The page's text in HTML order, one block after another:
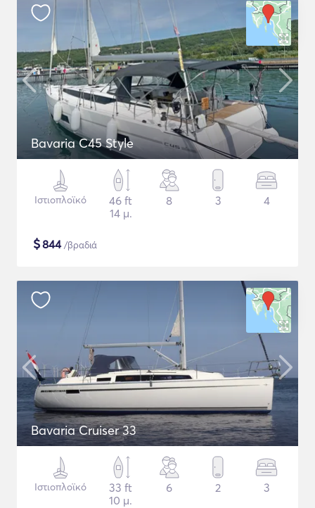
Bavaria C45 Style
Ιστιοπλοϊκό
46 ft
14 μ.
8 3 4
$844/βραδιά
Bavaria Cruiser 33
Ιστιοπλοϊκό
33 ft
10 μ.
6 2 3